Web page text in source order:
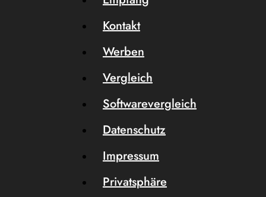
Kontakt
Werben
Vergleich
Softwarevergleich
Datenschutz
Impressum
Privatsphäre